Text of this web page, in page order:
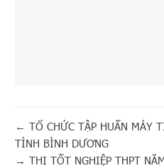
← TỔ CHỨC TẬP HUẤN MÁY
TỈNH BÌNH DƯƠNG
→ THI TỐT NGHIỆP THPT